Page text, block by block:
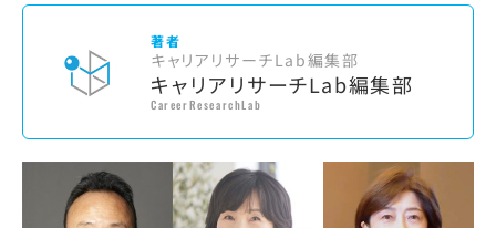
著者
キャリアリサーチLab編集部
キャリアリサーチLab編集部
CareerResearchLab